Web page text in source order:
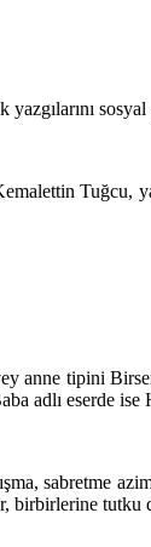
Tuğcu,
anne tipini
adlı eserde ise
sabretme
birbirlerine tutku